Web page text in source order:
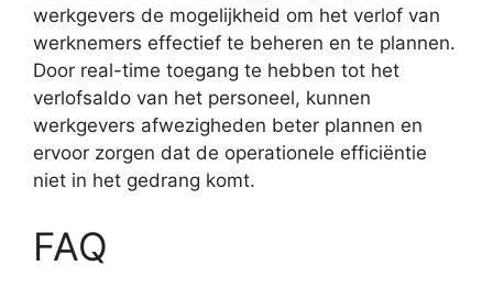
werkgevers de mogelijkheid om het verlof van
werknemers effectief te beheren en te plannen.
Door real-time toegang te hebben tot het
verlofsaldo van het personeel, kunnen
werkgevers afwezigheden beter plannen en
ervoor zorgen dat de operationele efficiëntie
niet in het gedrang komt.
FAQ